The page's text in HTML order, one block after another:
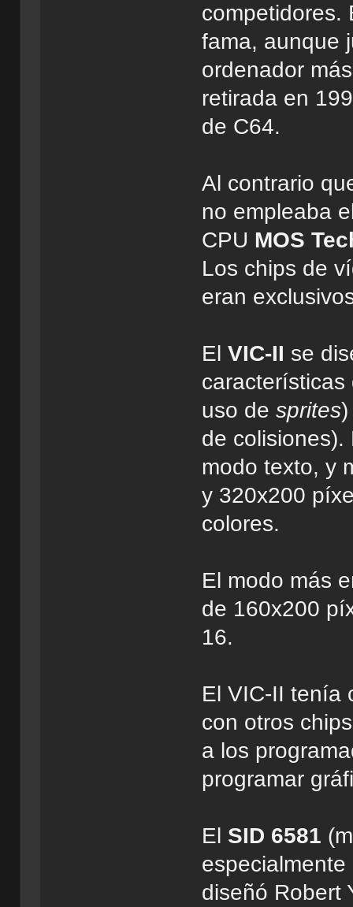
competidores.
fama, aunque
ordenador
retirada en
de C64.
Al contrario
no empleaba
CPU MOS
Los chips de
eran
ElVIC-II se
características
uso desprites
de
modo texto, y
y 320x200
colores.
El modo más
de 160x200
16.
El VIC-II tenía
con otros
a los
programar
El SID 6581
diseñó Robert